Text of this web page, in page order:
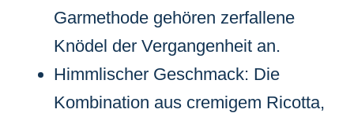
Garmethode gehören zerfallene
Knödel der Vergangenheit an.
Himmlischer Geschmack: Die
Kombination aus cremigem Ricotta,